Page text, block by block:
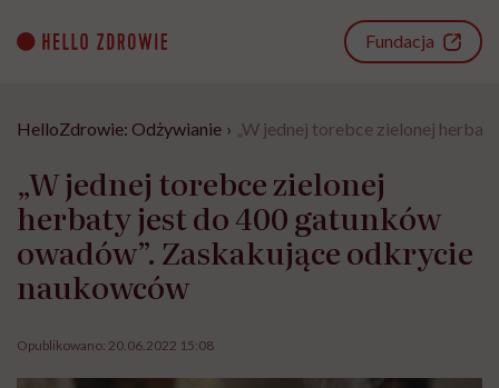
content
Fundacja
HelloZdrowie: Odżywianie › „W jednej torebce zielonej
„W jednej torebce zielonej
herbaty jest do 400 gatunków
owadów”. Zaskakujące odkrycie
naukowców
Opublikowano: 20.06.2022 15:08